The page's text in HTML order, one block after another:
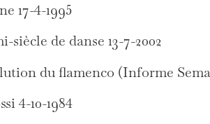
17-4-1995
siècle de danse 13-7-2002
du flamenco (Informe
4-10-1984